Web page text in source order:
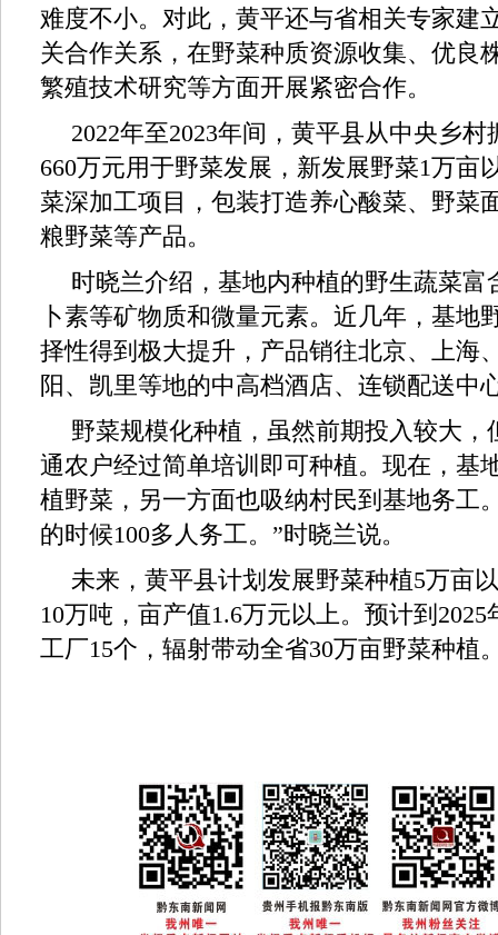
难度不小。对此，黄平还与省相关专家建
关合作关系，在野菜种质资源收集、优良
繁殖技术研究等方面开展紧密合作。
2022年至2023年间，黄平县从中央乡
660万元用于野菜发展，新发展野菜1万亩
菜深加工项目，包装打造养心酸菜、野菜
粮野菜等产品。
时晓兰介绍，基地内种植的野生蔬菜富
卜素等矿物质和微量元素。近几年，基地
择性得到极大提升，产品销往北京、上海
阳、凯里等地的中高档酒店、连锁配送中
野菜规模化种植，虽然前期投入较大，
通农户经过简单培训即可种植。现在，基
植野菜，另一方面也吸纳村民到基地务工
的时候100多人务工。”时晓兰说。
未来，黄平县计划发展野菜种植5万亩
10万吨，亩产值1.6万元以上。预计到
工厂15个，辐射带动全省30万亩野菜种植